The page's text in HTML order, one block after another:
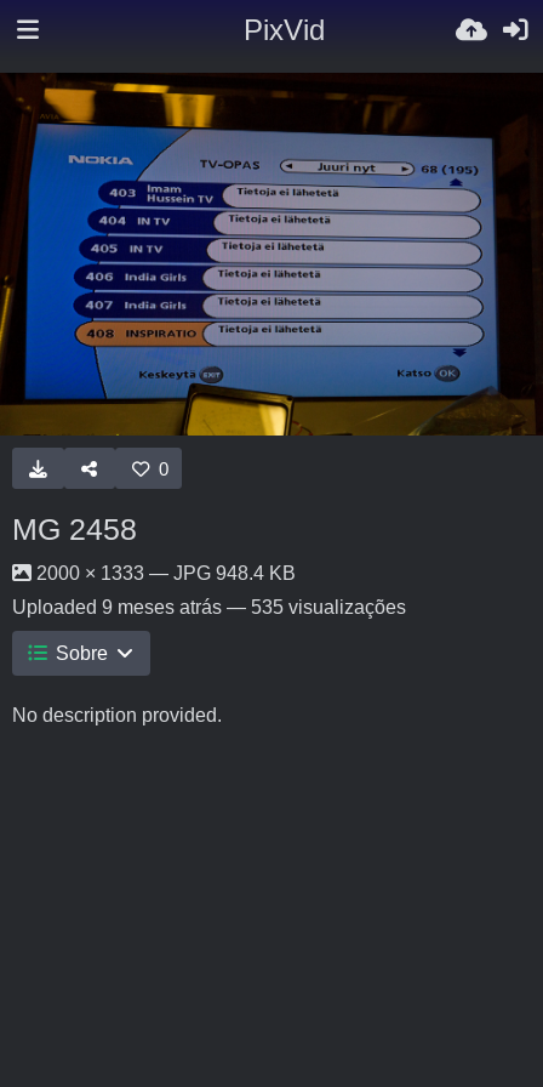
PixVid
0
MG 2458
2000 × 1333 — JPG 948.4 KB
Uploaded 9 meses atrás — 535 visualizações
Sobre
No description provided.